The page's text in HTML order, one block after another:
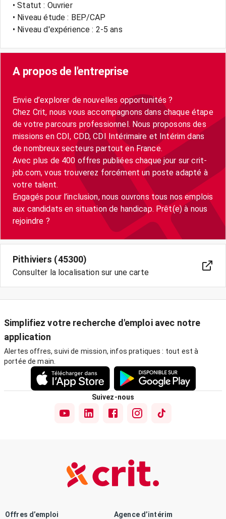
• Statut : Ouvrier
• Niveau étude : BEP/CAP
• Niveau d'expérience : 2-5 ans
A propos de l'entreprise
Envie d’explorer de nouvelles opportunités ?
Chez Crit, nous vous accompagnons dans chaque étape
de votre parcours professionnel. Nous proposons des
missions en CDI, CDD, CDI Intérimaire et Intérim dans
de nombreux secteurs partout en France.
Avec plus de 400 offres publiées chaque jour sur crit-
job.com, vous trouverez forcément un poste adapté à
votre talent.
Engagés pour l’inclusion, nous ouvrons tous nos emplois
aux candidats en situation de handicap. Prêt(e) à nous
Pithiviers (45300)
Consulter la localisation sur une carte
Simplifiez votre recherche d'emploi avec notre
application
Alertes offres, suivi de mission, infos pratiques : tout est à
portée de main.
Suivez-nous
Offres d’emploi Agence d’intérim